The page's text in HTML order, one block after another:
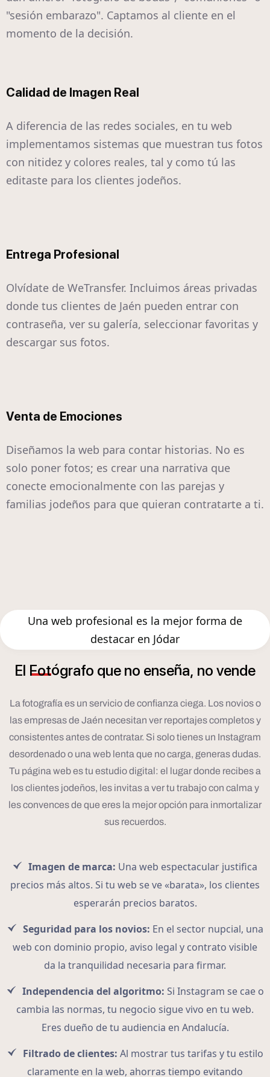
"sesión embarazo". Captamos al cliente en el
momento de la decisión.
Calidad de Imagen Real
A diferencia de las redes sociales, en tu web
implementamos sistemas que muestran tus fotos
con nitidez y colores reales, tal y como tú las
editaste para los clientes jodeños.
Entrega Profesional
Olvídate de WeTransfer. Incluimos áreas privadas
donde tus clientes de Jaén pueden entrar con
contraseña, ver su galería, seleccionar favoritas y
descargar sus fotos.
Venta de Emociones
Diseñamos la web para contar historias. No es
solo poner fotos; es crear una narrativa que
conecte emocionalmente con las parejas y
familias jodeños para que quieran contratarte a ti.
Una web profesional es la mejor forma de
destacar en Jódar
El Fotógrafo que no enseña, no vende
La fotografía es un servicio de confianza ciega. Los novios o
las empresas de Jaén necesitan ver reportajes completos y
consistentes antes de contratar. Si solo tienes un Instagram
desordenado o una web lenta que no carga, generas dudas.
Tu página web es tu estudio digital: el lugar donde recibes a
los clientes jodeños, les invitas a ver tu trabajo con calma y
les convences de que eres la mejor opción para inmortalizar
sus recuerdos.
Imagen de marca: Una web espectacular justifica
precios más altos. Si tu web se ve «barata», los clientes
esperarán precios baratos.
Seguridad para los novios: En el sector nupcial, una
web con dominio propio, aviso legal y contrato visible
da la tranquilidad necesaria para firmar.
Independencia del algoritmo: Si Instagram se cae o
cambia las normas, tu negocio sigue vivo en tu web.
Eres dueño de tu audiencia en Andalucía.
Filtrado de clientes: Al mostrar tus tarifas y tu estilo
claramente en la web, ahorras tiempo evitando